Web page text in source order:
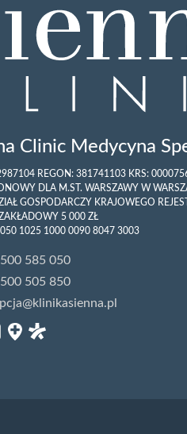
Clinic Medycyna
REGON: 381741103 KRS:
DLA M.ST. WARSZAWY W
GOSPODARCZY KRAJOWEGO
5 000 ZŁ
1025 1000 0090 8047 3003
585 050
505 850